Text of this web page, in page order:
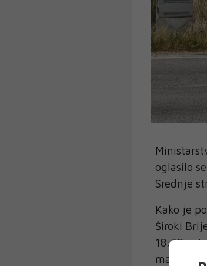
oglasilo
Srednje
Kako je
Široki
18:32